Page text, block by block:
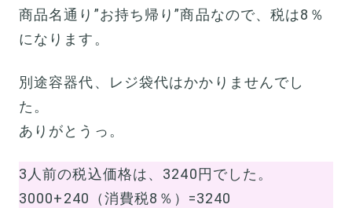
商品名通り”お持ち帰り”商品なので、税は8％
になります。
別途容器代、レジ袋代はかかりませんでし
た。
ありがとうっ。
3人前の税込価格は、3240円でした。
3000+240（消費税8％）=3240